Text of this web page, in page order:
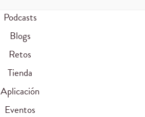
Podcasts
Blogs
Retos
Tienda
Aplicación
Eventos